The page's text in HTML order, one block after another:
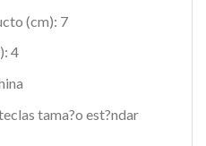
(cm): 7
4
tama?o est?ndar